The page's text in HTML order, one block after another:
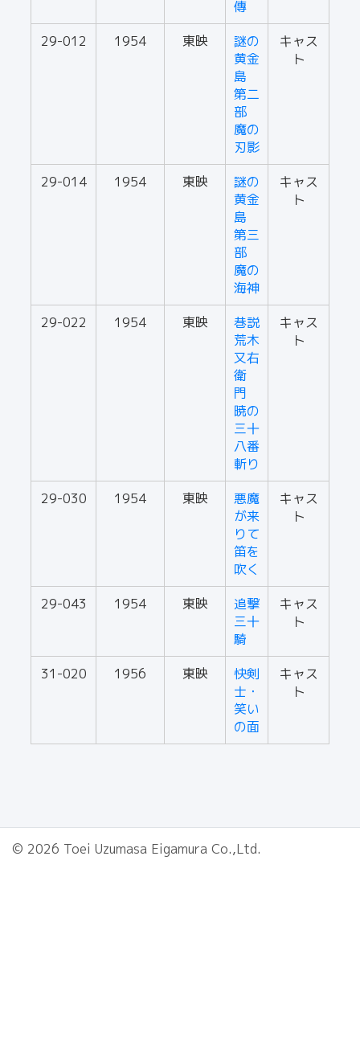
傳
29-012
1954 東映
謎の
黄金
島
第二
部
魔の
刃影
キャス
ト
29-014 1954 東映
謎の
黄金
島
第三
部
魔の
海神
キャス
ト
29-022 1954 東映
巷説
荒木
又右
衛
門
暁の
三十
八番
斬り
キャス
ト
29-030 1954 東映
悪魔
が来
りて
笛を
吹く
キャス
ト
29-043 1954 東映
追撃
三十
騎
キャス
ト
31-020 1956 東映
快剣
士・
笑い
の面
キャス
ト
© 2026 Toei Uzumasa Eigamura Co.,Ltd.